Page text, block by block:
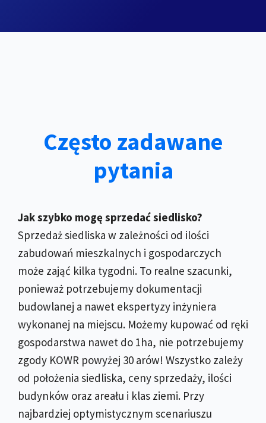
Często zadawane
pytania
Jak szybko mogę sprzedać siedlisko?
Sprzedaż siedliska w zależności od ilości
zabudowań mieszkalnych i gospodarczych
może zająć kilka tygodni. To realne szacunki,
ponieważ potrzebujemy dokumentacji
budowlanej a nawet ekspertyzy inżyniera
wykonanej na miejscu. Możemy kupować od ręki
gospodarstwa nawet do 1ha, nie potrzebujemy
zgody KOWR powyżej 30 arów! Wszystko zależy
od położenia siedliska, ceny sprzedaży, ilości
budynków oraz areału i klas ziemi. Przy
najbardziej optymistycznym scenariuszu